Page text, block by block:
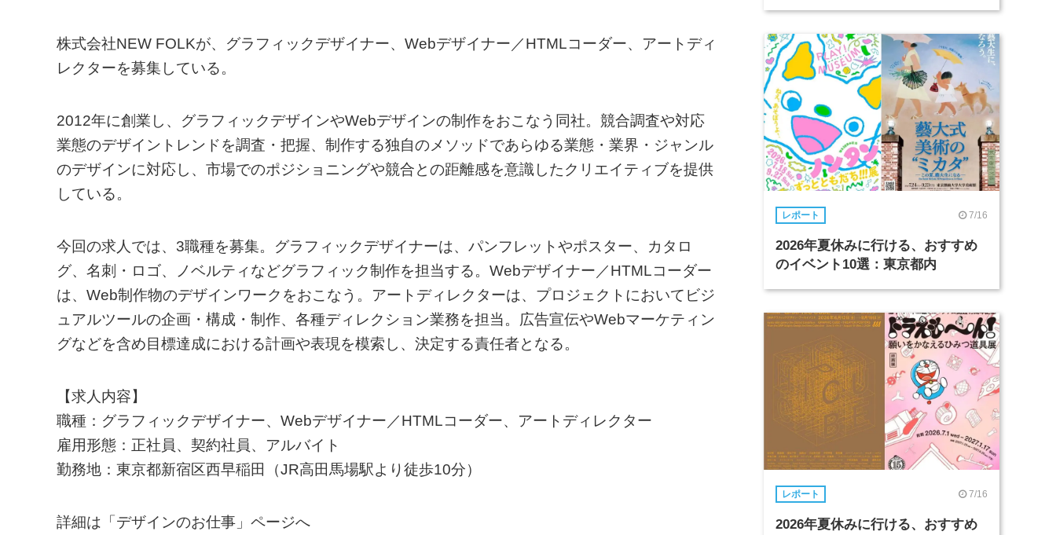
株式会社NEW FOLKが、グラフィックデザイナー、Webデザイナー／HTMLコーダー、アートディ
レクターを募集している。
2012年に創業し、グラフィックデザインやWebデザインの制作をおこなう同社。競合調査や対応
業態のデザイントレンドを調査・把握、制作する独自のメソッドであらゆる業態・業界・ジャンル
のデザインに対応し、市場でのポジショニングや競合との距離感を意識したクリエイティブを提供
している。
今回の求人では、3職種を募集。グラフィックデザイナーは、パンフレットやポスター、カタロ
グ、名刺・ロゴ、ノベルティなどグラフィック制作を担当する。Webデザイナー／HTMLコーダー
は、Web制作物のデザインワークをおこなう。アートディレクターは、プロジェクトにおいてビジ
ュアルツールの企画・構成・制作、各種ディレクション業務を担当。広告宣伝やWebマーケティン
グなどを含め目標達成における計画や表現を模索し、決定する責任者となる。
【求人内容】
職種：グラフィックデザイナー、Webデザイナー／HTMLコーダー、アートディレクター
雇用形態：正社員、契約社員、アルバイト
勤務地：東京都新宿区西早稲田（JR高田馬場駅より徒歩10分）
詳細は「デザインのお仕事」ページへ
レポート 7/16
2026年夏休みに行ける、おすすめ
のイベント10選：東京都内
レポート 7/16
2026年夏休みに行ける、おすすめ